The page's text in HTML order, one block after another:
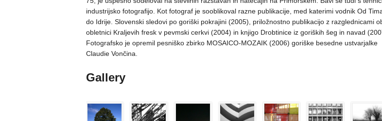
industrijsko fotografijo. Kot fotograf je sooblikoval razne publikacije, med katerimi vodnik Od
do Idrije. Slovenski sledovi po goriški pokrajini (2005), priložnostno publikacijo z razglednicami
obletnici Kraljevih fresk v pevmski cerkvi (2004) in knjigo Drobtinice iz goriških šeg in navad
Fotografsko je opremil pesniško zbirko MOSAICO-MOZAIK (2006) goriške besedne ustvarjalke
Claudie Vončina.
Gallery